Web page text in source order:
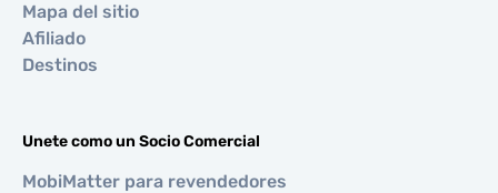
Mapa del sitio
Afiliado
Destinos
Unete como un Socio Comercial
MobiMatter para revendedores